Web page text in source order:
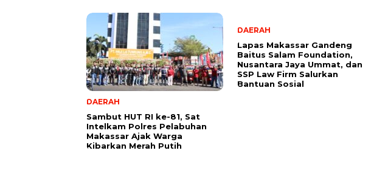
DAERAH
Sambut HUT RI ke-81, Sat
Intelkam Polres Pelabuhan
Makassar Ajak Warga
Kibarkan Merah Putih
DAERAH
Lapas Makassar Gandeng
Baitus Salam Foundation,
Nusantara Jaya Ummat, dan
SSP Law Firm Salurkan
Bantuan Sosial